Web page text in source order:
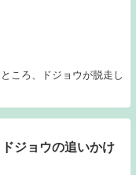
ころ、ドジョウが脱走し
ジョウの追いかけ